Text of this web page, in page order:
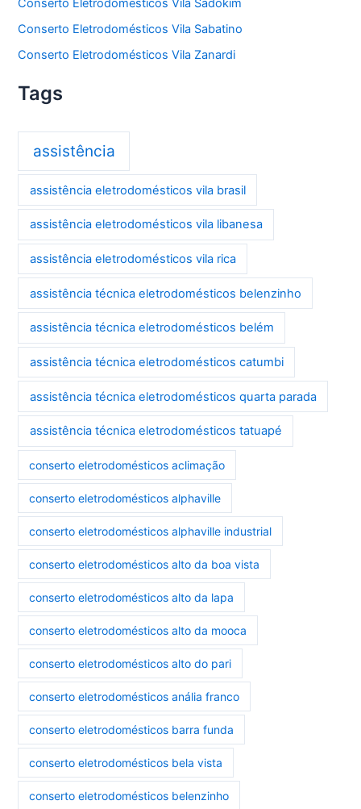
Conserto Eletrodomésticos Vila Sadokim
Conserto Eletrodomésticos Vila Sabatino
Conserto Eletrodomésticos Vila Zanardi
Tags
assistência
assistência eletrodomésticos vila brasil
assistência eletrodomésticos vila libanesa
assistência eletrodomésticos vila rica
assistência técnica eletrodomésticos belenzinho
assistência técnica eletrodomésticos belém
assistência técnica eletrodomésticos catumbi
assistência técnica eletrodomésticos quarta parada
assistência técnica eletrodomésticos tatuapé
conserto eletrodomésticos aclimação
conserto eletrodomésticos alphaville
conserto eletrodomésticos alphaville industrial
conserto eletrodomésticos alto da boa vista
conserto eletrodomésticos alto da lapa
conserto eletrodomésticos alto da mooca
conserto eletrodomésticos alto do pari
conserto eletrodomésticos anália franco
conserto eletrodomésticos barra funda
conserto eletrodomésticos bela vista
conserto eletrodomésticos belenzinho